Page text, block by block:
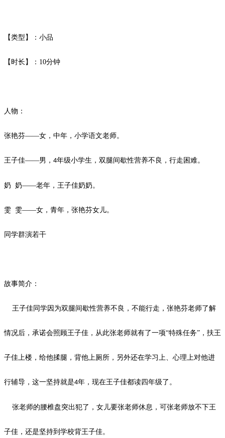
【类型】：小品
【时长】： 10分钟
人物：
张艳芬——女，中年，小学语文老师。
王子佳——男， 4年级小学生，双腿间歇性营养不良，行走困难。
奶 奶——老年，王子佳奶奶。
雯 雯——女，青年，张艳芬女儿。
同学群演若干
故事简介：
王子佳同学因为双腿间歇性营养不良，不能行走，张艳芬老师了解
情况后，承诺会照顾王子佳，从此张老师就有了一项“特殊任务”，扶王
子佳上楼，给他揉腿，背他上厕所，另外还在学习上、心理上对他进
行辅导，这一坚持就是4年，现在王子佳都读四年级了。
张老师的腰椎盘突出犯了，女儿要张老师休息，可张老师放不下王
子佳，还是坚持到学校背王子佳。